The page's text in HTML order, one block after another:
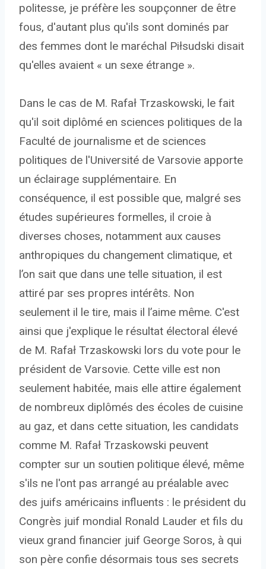
politesse, je préfère les soupçonner de être
fous, d'autant plus qu'ils sont dominés par
des femmes dont le maréchal Piłsudski disait
qu'elles avaient « un sexe étrange ».
Dans le cas de M. Rafał Trzaskowski, le fait
qu'il soit diplômé en sciences politiques de la
Faculté de journalisme et de sciences
politiques de l'Université de Varsovie apporte
un éclairage supplémentaire. En
conséquence, il est possible que, malgré ses
études supérieures formelles, il croie à
diverses choses, notamment aux causes
anthropiques du changement climatique, et
l’on sait que dans une telle situation, il est
attiré par ses propres intérêts. Non
seulement il le tire, mais il l’aime même. C'est
ainsi que j'explique le résultat électoral élevé
de M. Rafał Trzaskowski lors du vote pour le
président de Varsovie. Cette ville est non
seulement habitée, mais elle attire également
de nombreux diplômés des écoles de cuisine
au gaz, et dans cette situation, les candidats
comme M. Rafał Trzaskowski peuvent
compter sur un soutien politique élevé, même
s'ils ne l'ont pas arrangé au préalable avec
des juifs américains influents : le président du
Congrès juif mondial Ronald Lauder et fils du
vieux grand financier juif George Soros, à qui
son père confie désormais tous ses secrets